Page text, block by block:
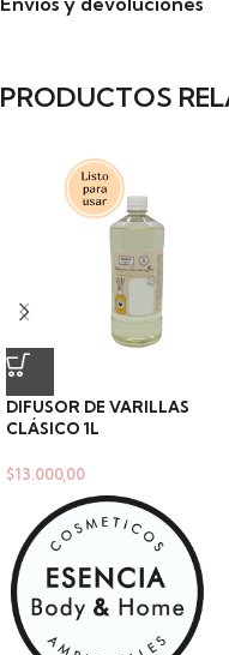
PRODUCTOS
DIFUSOR DE VARILLAS
CLÁSICO 1L
$13.000,00